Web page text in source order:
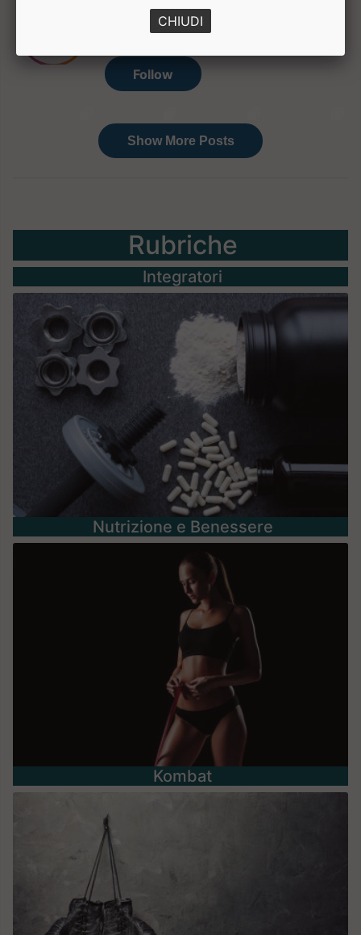
Rubriche
Integratori
Nutrizione e Benessere
Kombat
CHIUDI